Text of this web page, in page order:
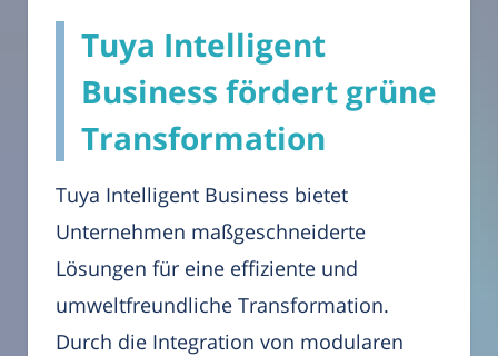
Tuya Intelligent
Business fördert grüne
Transformation
Tuya Intelligent Business bietet
Unternehmen maßgeschneiderte
Lösungen für eine effiziente und
umweltfreundliche Transformation.
Durch die Integration von modularen